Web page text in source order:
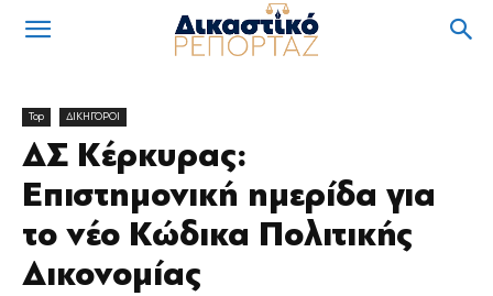
Top ΔΙΚΗΓΟΡΟΙ
ΔΣ Κέρκυρας:
Επιστημονική ημερίδα για
το νέο Κώδικα Πολιτικής
Δικονομίας